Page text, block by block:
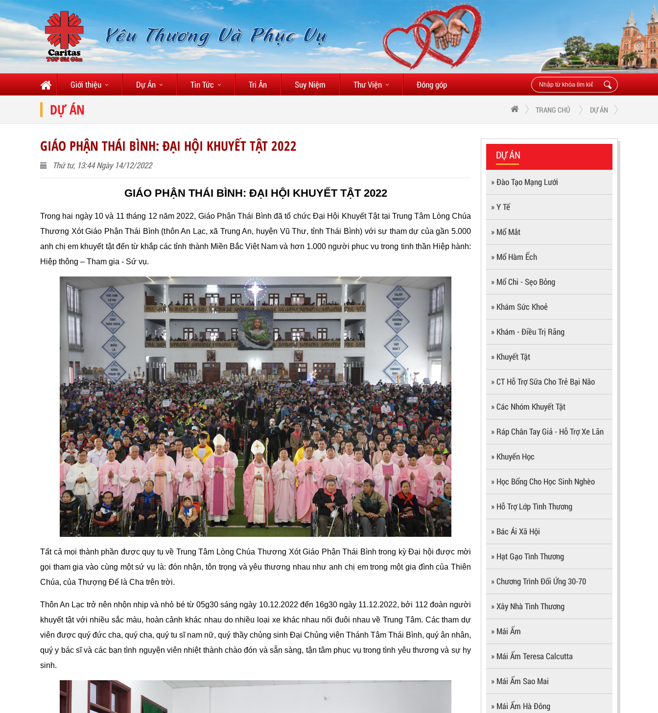
Yêu Thương Và Phục Vụ
Giới thiệu Dự Án Tin Tức Tri Ân Suy Niệm Thư Viện Đóng góp
DỰ ÁN TRANG CHỦ DỰ ÁN
GIÁO PHẬN THÁI BÌNH: ĐẠI HỘI KHUYẾT TẬT 2022
Thứ tư, 13:44 Ngày 14/12/2022
GIÁO PHẬN THÁI BÌNH: ĐẠI HỘI KHUYẾT TẬT 2022
Trong hai ngày 10 và 11 tháng 12 năm 2022, Giáo Phận Thái Bình đã tổ chức Đại Hội Khuyết Tật tại Trung Tâm Lòng Chúa
Thương Xót Giáo Phận Thái Bình (thôn An Lạc, xã Trung An, huyện Vũ Thư, tỉnh Thái Bình) với sự tham dự của gần 5.000
anh chị em khuyết tật đến từ khắp các tỉnh thành Miền Bắc Việt Nam và hơn 1.000 người phục vụ trong tinh thần Hiệp hành:
Hiệp thông – Tham gia - Sứ vụ.
Tất cả mọi thành phần được quy tụ về Trung Tâm Lòng Chúa Thương Xót Giáo Phận Thái Bình trong kỳ Đại hội được mời
gọi tham gia vào cùng một sứ vụ là: đón nhận, tôn trọng và yêu thương nhau như anh chị em trong một gia đình của Thiên
Chúa, của Thượng Đế là Cha trên trời.
Thôn An Lạc trở nên nhộn nhịp và nhỏ bé từ 05g30 sáng ngày 10.12.2022 đến 16g30 ngày 11.12.2022, bởi 112 đoàn người
khuyết tật với nhiều sắc màu, hoàn cảnh khác nhau do nhiều loại xe khác nhau nối đuôi nhau về Trung Tâm. Các tham dự
viên được quý đức cha, quý cha, quý tu sĩ nam nữ, quý thầy chủng sinh Đại Chủng viện Thánh Tâm Thái Bình, quý ân nhân,
quý y bác sĩ và các bạn tình nguyện viên nhiệt thành chào đón và sẵn sàng, tận tâm phục vụ trong tình yêu thương và sự hy
sinh.
DỰ ÁN
» Đào Tạo Mạng Lưới
» Y Tế
» Mổ Mắt
» Mổ Hàm Ếch
» Mổ Chi - Sẹo Bỏng
» Khám Sức Khoẻ
» Khám - Điều Trị Răng
» Khuyết Tật
» CT Hỗ Trợ Sữa Cho Trẻ Bại Não
» Các Nhóm Khuyết Tật
» Ráp Chân Tay Giả - Hỗ Trợ Xe Lăn
» Khuyến Học
» Học Bổng Cho Học Sinh Nghèo
» Hỗ Trợ Lớp Tình Thương
» Bác Ái Xã Hội
» Hạt Gạo Tình Thương
» Chương Trình Đối Ứng 30-70
» Xây Nhà Tình Thương
» Mái Ấm
» Mái Ấm Teresa Calcutta
» Mái Ấm Sao Mai
» Mái Ấm Hà Đông